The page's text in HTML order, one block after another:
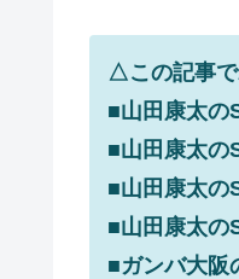
△この記事
■山田康太の
■山田康太の
■山田康太の
■山田康太の
■ガンバ大阪